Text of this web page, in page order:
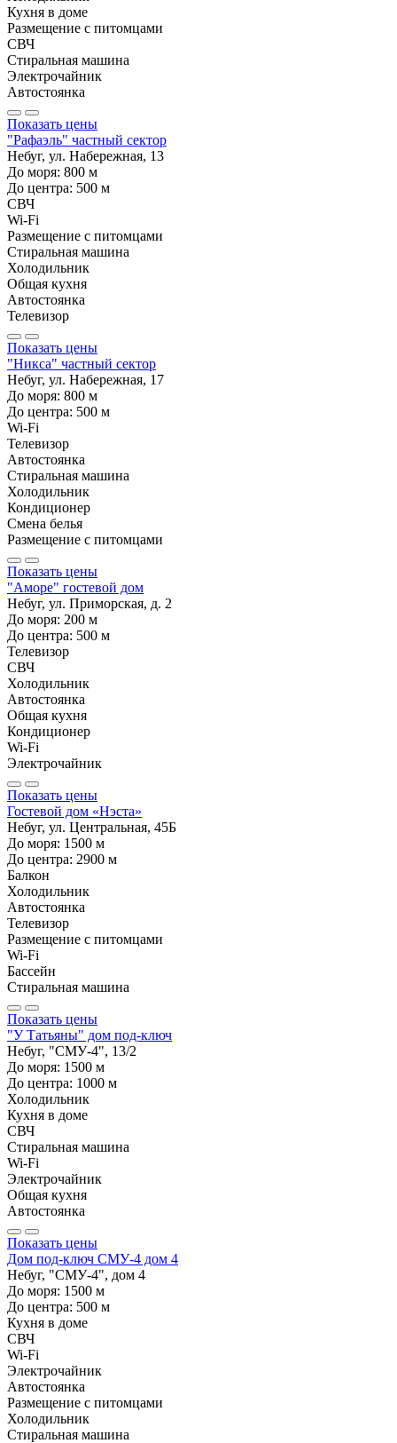
Кухня в доме
Размещение с питомцами
СВЧ
Стиральная машина
Электрочайник
Автостоянка
Показать цены
"Рафаэль" частный сектор
Небуг, ул. Набережная, 13
До моря: 800 м
До центра: 500 м
СВЧ
Wi-Fi
Размещение с питомцами
Стиральная машина
Холодильник
Общая кухня
Автостоянка
Телевизор
Показать цены
"Никса" частный сектор
Небуг, ул. Набережная, 17
До моря: 800 м
До центра: 500 м
Wi-Fi
Телевизор
Автостоянка
Стиральная машина
Холодильник
Кондиционер
Смена белья
Размещение с питомцами
Показать цены
"Аморе" гостевой дом
Небуг, ул. Приморская, д. 2
До моря: 200 м
До центра: 500 м
Телевизор
СВЧ
Холодильник
Автостоянка
Общая кухня
Кондиционер
Wi-Fi
Электрочайник
Показать цены
Гостевой дом «Нэста»
Небуг, ул. Центральная, 45Б
До моря: 1500 м
До центра: 2900 м
Балкон
Холодильник
Автостоянка
Телевизор
Размещение с питомцами
Wi-Fi
Бассейн
Стиральная машина
Показать цены
"У Татьяны" дом под-ключ
Небуг, "СМУ-4", 13/2
До моря: 1500 м
До центра: 1000 м
Холодильник
Кухня в доме
СВЧ
Стиральная машина
Wi-Fi
Электрочайник
Общая кухня
Автостоянка
Показать цены
Дом под-ключ СМУ-4 дом 4
Небуг, "СМУ-4", дом 4
До моря: 1500 м
До центра: 500 м
Кухня в доме
СВЧ
Wi-Fi
Электрочайник
Автостоянка
Размещение с питомцами
Холодильник
Стиральная машина